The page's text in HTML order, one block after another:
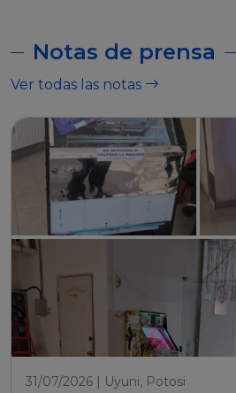
Notas de prensa
Ver todas las notas
31/07/2026 | Uyuni, Potosi